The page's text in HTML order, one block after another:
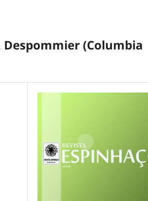
(Columbia